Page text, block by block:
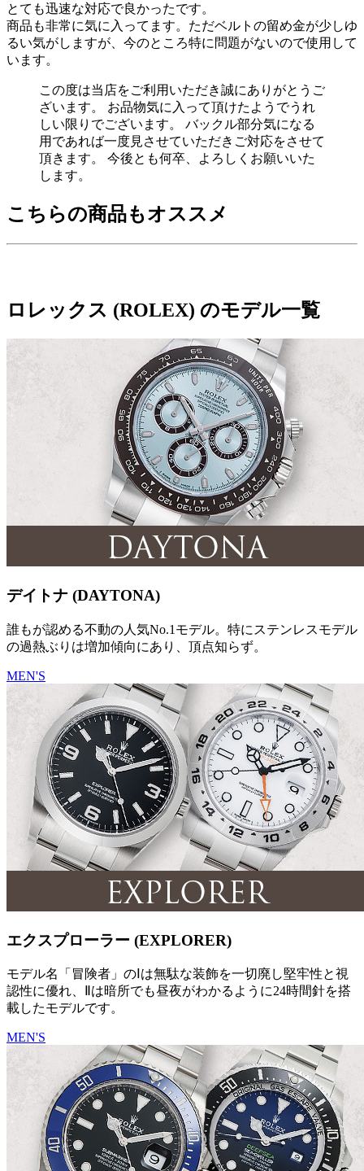
とても迅速な対応で良かったです。
商品も非常に気に入ってます。ただベルトの留め金が少しゆ
るい気がしますが、今のところ特に問題がないので使用して
います。
この度は当店をご利用いただき誠にありがとうご
ざいます。 お品物気に入って頂けたようでうれ
しい限りでございます。 バックル部分気になる
用であれば一度見させていただきご対応をさせて
頂きます。 今後とも何卒、よろしくお願いいた
します。
こちらの商品もオススメ
ロレックス (ROLEX) のモデル一覧
デイトナ (DAYTONA)
誰もが認める不動の人気No.1モデル。特にステンレスモデル
の過熱ぶりは増加傾向にあり、頂点知らず。
MEN'S
エクスプローラー (EXPLORER)
モデル名「冒険者」のⅠは無駄な装飾を一切廃し堅牢性と視
認性に優れ、Ⅱは暗所でも昼夜がわかるように24時間針を搭
載したモデルです。
MEN'S